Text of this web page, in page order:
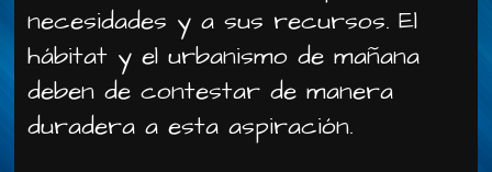
necesidades y a sus recursos. El
hábitat y el urbanismo de mañana
deben de contestar de manera
duradera a esta aspiración.